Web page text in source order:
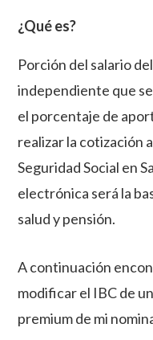
¿Qué es?
Porción del salario
independiente que
el porcentaje de
realizar la cotización
Seguridad Social en
electrónica será la
salud y pensión.
A continuación
modificar el IBC de
premium de mi